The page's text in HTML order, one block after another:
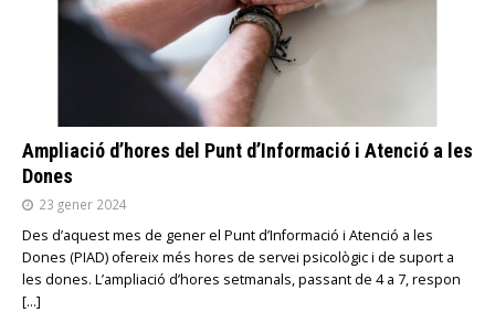
Ampliació d’hores del Punt d’Informació i Atenció a les
Dones
23 gener 2024
Des d’aquest mes de gener el Punt d’Informació i Atenció a les
Dones (PIAD) ofereix més hores de servei psicològic i de suport a
les dones. L’ampliació d’hores setmanals, passant de 4 a 7, respon
[…]